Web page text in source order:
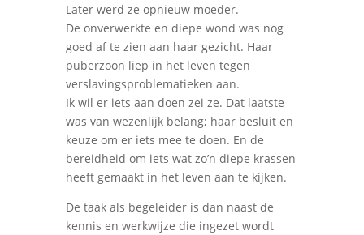
Later werd ze opnieuw moeder.
De onverwerkte en diepe wond was nog
goed af te zien aan haar gezicht. Haar
puberzoon liep in het leven tegen
verslavingsproblematieken aan.
Ik wil er iets aan doen zei ze. Dat laatste
was van wezenlijk belang; haar besluit en
keuze om er iets mee te doen. En de
bereidheid om iets wat zo’n diepe krassen
heeft gemaakt in het leven aan te kijken.
De taak als begeleider is dan naast de
kennis en werkwijze die ingezet wordt